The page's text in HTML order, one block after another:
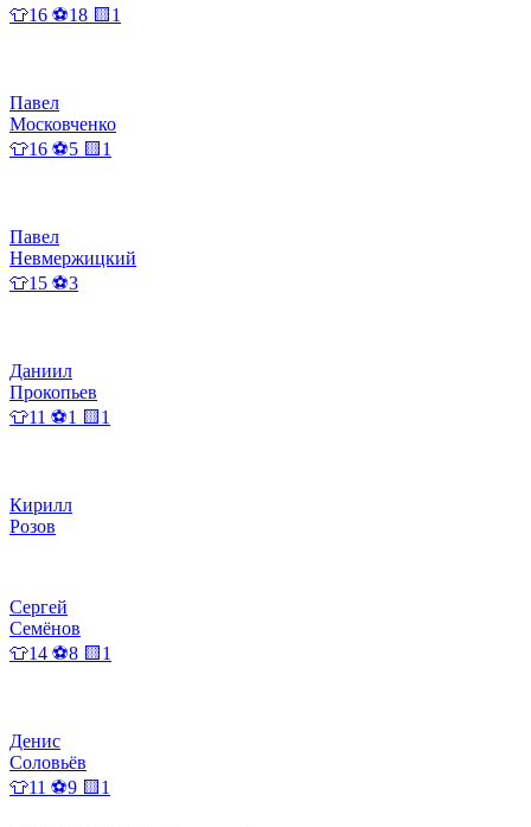
👕16 ⚽18 🟨1
Павел
Московченко
👕16 ⚽5 🟨1
Павел
Невмержицкий
👕15 ⚽3
Даниил
Прокопьев
👕11 ⚽1 🟨1
Кирилл
Розов
Сергей
Семёнов
👕14 ⚽8 🟨1
Денис
Соловьёв
👕11 ⚽9 🟨1